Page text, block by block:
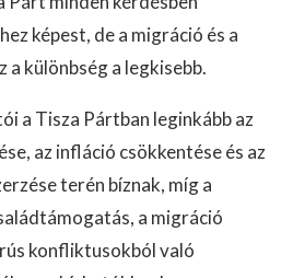
képest, de a migráció és a
a különbség a legkisebb.
a Tisza Pártban leginkább az
az infláció csökkentése és az
terén bíznak, míg a
a migráció
konfliktusokból való